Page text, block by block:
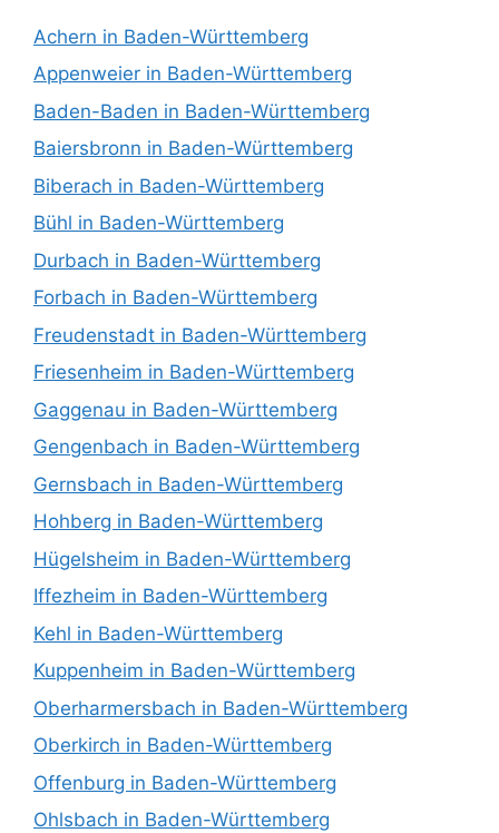
Achern in Baden-Württemberg
Appenweier in Baden-Württemberg
Baden-Baden in Baden-Württemberg
Baiersbronn in Baden-Württemberg
Biberach in Baden-Württemberg
Bühl in Baden-Württemberg
Durbach in Baden-Württemberg
Forbach in Baden-Württemberg
Freudenstadt in Baden-Württemberg
Friesenheim in Baden-Württemberg
Gaggenau in Baden-Württemberg
Gengenbach in Baden-Württemberg
Gernsbach in Baden-Württemberg
Hohberg in Baden-Württemberg
Hügelsheim in Baden-Württemberg
Iffezheim in Baden-Württemberg
Kehl in Baden-Württemberg
Kuppenheim in Baden-Württemberg
Oberharmersbach in Baden-Württemberg
Oberkirch in Baden-Württemberg
Offenburg in Baden-Württemberg
Ohlsbach in Baden-Württemberg